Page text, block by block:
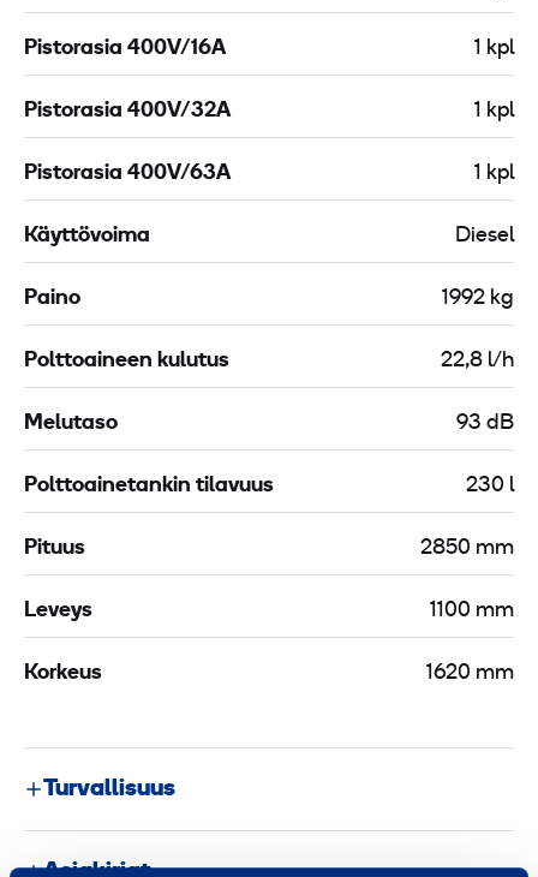
Pistorasia 400V/16A 1 kpl
Pistorasia 400V/32A 1 kpl
Pistorasia 400V/63A 1 kpl
Käyttövoima Diesel
Paino 1992 kg
Polttoaineen kulutus 22,8 l/h
Melutaso 93 dB
Polttoainetankin tilavuus 230 l
Pituus 2850 mm
Leveys 1100 mm
Korkeus 1620 mm
Turvallisuus